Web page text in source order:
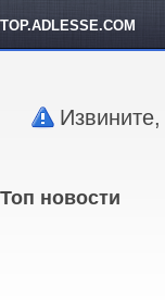
TOP.ADLESSE.COM
Топ новости